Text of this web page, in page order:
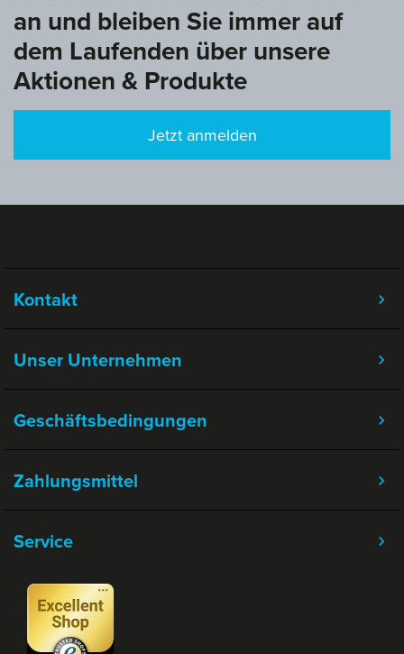
an und bleiben Sie immer auf
dem Laufenden über unsere
Aktionen & Produkte
Jetzt anmelden
Kontakt
Unser Unternehmen
Geschäftsbedingungen
Service
Zahlungsmittel